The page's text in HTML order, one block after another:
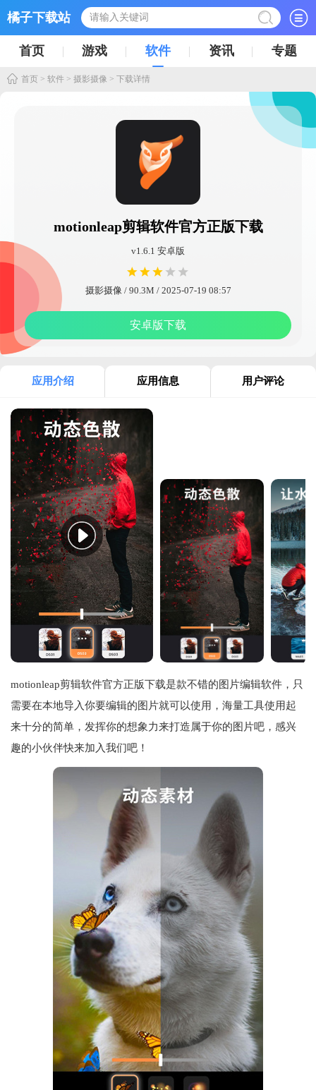
橘子下载站
首页 游戏 软件 资讯 专题
首页 > 软件 > 摄影摄像 > 下载详情
motionleap剪辑软件官方正版下载
v1.6.1 安卓版
摄影摄像 / 90.3M / 2025-07-19 08:57
安卓版下载
应用介绍 应用信息 用户评论
motionleap剪辑软件官方正版下载是款不错的图片编辑软件，只
需要在本地导入你要编辑的图片就可以使用，海量工具使用起
来十分的简单，发挥你的想象力来打造属于你的图片吧，感兴
趣的小伙伴快来加入我们吧！